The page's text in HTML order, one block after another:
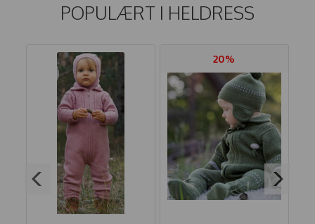
POPULÆRT I HELDRESS
20%